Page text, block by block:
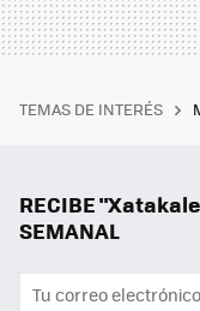
TEMAS DE INTERÉS
RECIBE
SEMANAL